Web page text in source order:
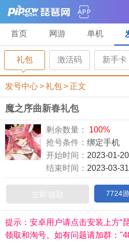
首页 网游 单机
礼包 激活码 新手卡
发号中心>礼包> 正文
魔之序曲新春礼包
剩余数量：
100%
抢号条件： 绑定手机
开始时间： 2023-01-20
结束时间： 2023-03-31
立即领取 7724
提示：安卓用户请点击安装上方“
领取和淘号。如有问题请加群：